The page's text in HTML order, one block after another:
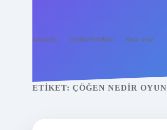
Anasayfa Gizlilik Politikası Yasal Uyarı
ETIKET: ÇÖĞEN NEDIR OYUN